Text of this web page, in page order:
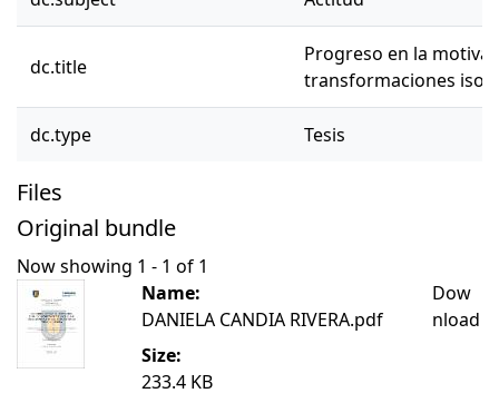
dc.title
Progreso en la
transformaciones
dc.type Tesis
Files
Original bundle
Now showing 1 - 1 of 1
Name:
DANIELA CANDIA RIVERA.pdf
Size:
233.4 KB
Dow
nload